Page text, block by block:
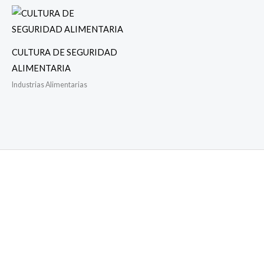
CULTURA DE SEGURIDAD
ALIMENTARIA
Industrias Alimentarias